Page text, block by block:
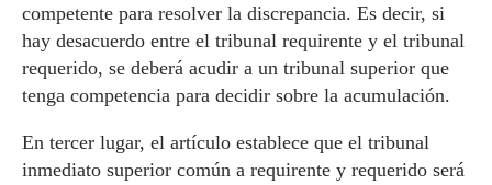
competente para resolver la discrepancia. Es decir, si
hay desacuerdo entre el tribunal requirente y el tribunal
requerido, se deberá acudir a un tribunal superior que
tenga competencia para decidir sobre la acumulación.
En tercer lugar, el artículo establece que el tribunal
inmediato superior común a requirente y requerido será